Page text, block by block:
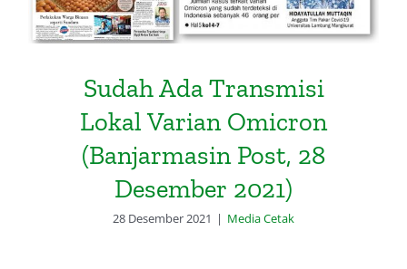
Sudah Ada Transmisi
Lokal Varian Omicron
(Banjarmasin Post, 28
Desember 2021)
28 Desember 2021 | Media Cetak